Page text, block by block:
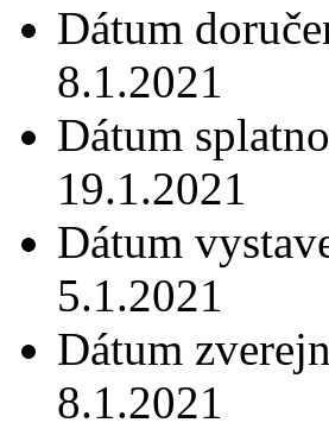
Dátum
8.1.2021
Dátum
19.1.2021
Dátum
5.1.2021
Dátum
8.1.2021